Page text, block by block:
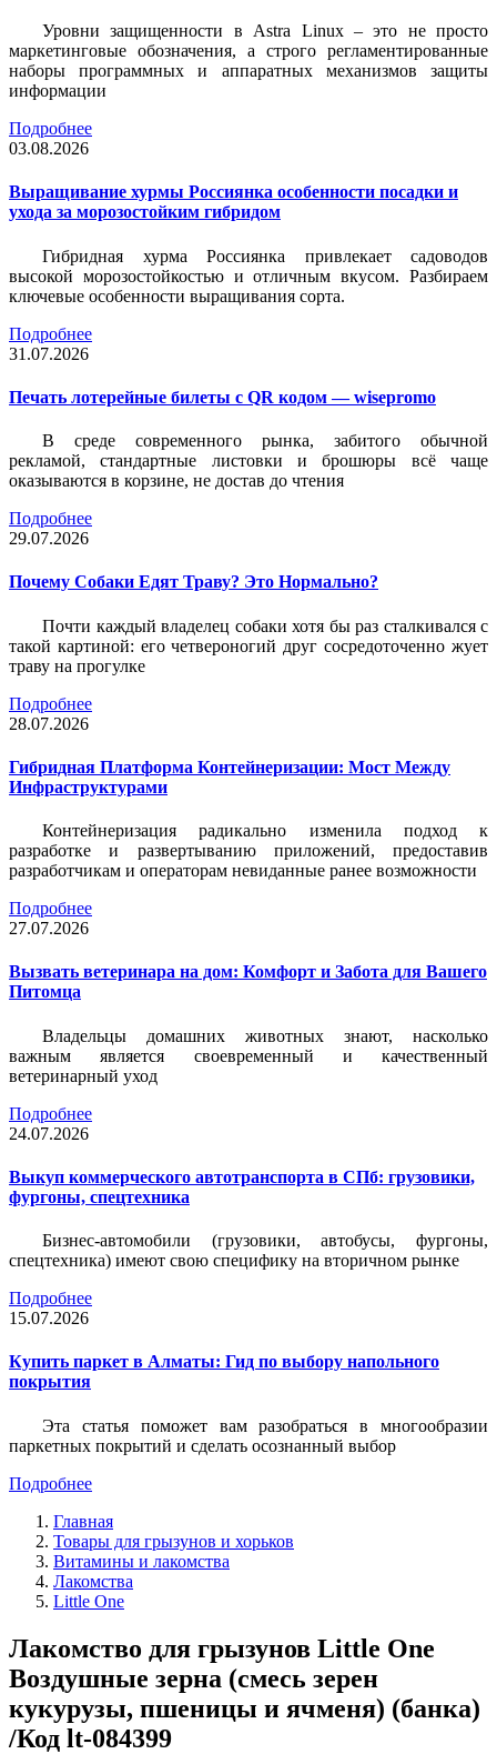
Уровни защищенности в Astra Linux – это не просто
маркетинговые обозначения, а строго регламентированные
наборы программных и аппаратных механизмов защиты
информации
Подробнее
03.08.2026
Выращивание хурмы Россиянка особенности посадки и
ухода за морозостойким гибридом
Гибридная хурма Россиянка привлекает садоводов
высокой морозостойкостью и отличным вкусом. Разбираем
ключевые особенности выращивания сорта.
Подробнее
31.07.2026
Печать лотерейные билеты c QR кодом — wisepromo
В среде современного рынка, забитого обычной
рекламой, стандартные листовки и брошюры всё чаще
оказываются в корзине, не достав до чтения
Подробнее
29.07.2026
Почему Собаки Едят Траву? Это Нормально?
Почти каждый владелец собаки хотя бы раз сталкивался с
такой картиной: его четвероногий друг сосредоточенно жует
траву на прогулке
Подробнее
28.07.2026
Гибридная Платформа Контейнеризации: Мост Между
Инфраструктурами
Контейнеризация радикально изменила подход к
разработке и развертыванию приложений, предоставив
разработчикам и операторам невиданные ранее возможности
Подробнее
27.07.2026
Вызвать ветеринара на дом: Комфорт и Забота для Вашего
Питомца
Владельцы домашних животных знают, насколько
важным является своевременный и качественный
ветеринарный уход
Подробнее
24.07.2026
Выкуп коммерческого автотранспорта в СПб: грузовики,
фургоны, спецтехника
Бизнес-автомобили (грузовики, автобусы, фургоны,
спецтехника) имеют свою специфику на вторичном рынке
Подробнее
15.07.2026
Купить паркет в Алматы: Гид по выбору напольного
покрытия
Эта статья поможет вам разобраться в многообразии
паркетных покрытий и сделать осознанный выбор
Подробнее
Главная
Товары для грызунов и хорьков
Витамины и лакомства
Лакомства
Little One
Лакомство для грызунов Little One
Воздушные зерна (смесь зерен
кукурузы, пшеницы и ячменя) (банка)
/Код lt-084399